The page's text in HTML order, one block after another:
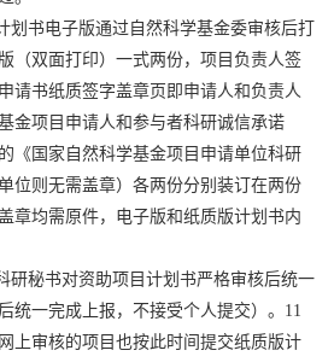
划书电子版通过自然科学基金委审核后打
（双面打印）一式两份，项目负责人签
请书纸质签字盖章页即申请人和负责人
金项目申请人和参与者科研诚信承诺
《国家自然科学基金项目申请单位科研
位则无需盖章）各两份分别装订在两份
章均需原件，电子版和纸质版计划书内
研秘书对资助项目计划书严格审核后统一
统一完成上报，不接受个人提交）。 11
上审核的项目也按此时间提交纸质版计